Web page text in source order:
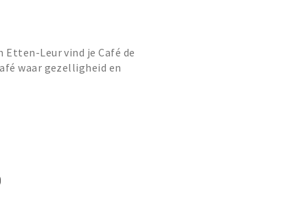
Etten-Leur vind je Café de
waar gezelligheid en